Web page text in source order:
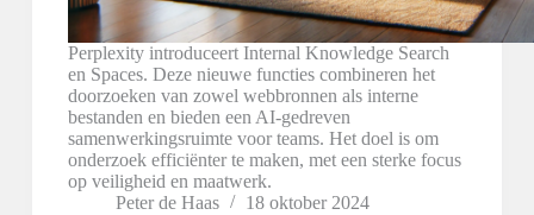
Perplexity introduceert Internal Knowledge Search
en Spaces. Deze nieuwe functies combineren het
doorzoeken van zowel webbronnen als interne
bestanden en bieden een AI-gedreven
samenwerkingsruimte voor teams. Het doel is om
onderzoek efficiënter te maken, met een sterke focus
op veiligheid en maatwerk.
Peter de Haas
18 oktober 2024